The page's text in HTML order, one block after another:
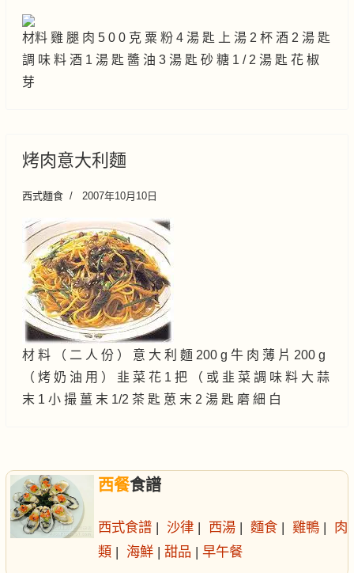
材料 雞 腿 肉 5 0 0 克 粟 粉 4 湯 匙 上 湯 2 杯 酒 2 湯 匙
調 味 料 酒 1 湯 匙 醬 油 3 湯 匙 砂 糖 1 / 2 湯 匙 花 椒
芽
烤肉意大利麵
西式麵食 2007年10月10日
材 料 （ 二 人 份 ） 意 大 利 麵 200 g 牛 肉 薄 片 200 g
（ 烤 奶 油 用 ） 韭 菜 花 1 把 （ 或 韭 菜 調 味 料 大 蒜
末 1 小 撮 薑 末 1/2 茶 匙 葸 末 2 湯 匙 磨 細 白
西餐食譜
西式食譜 | 沙律 | 西湯 | 麵食 | 雞鴨 | 肉
類 | 海鮮 | 甜品 | 早午餐